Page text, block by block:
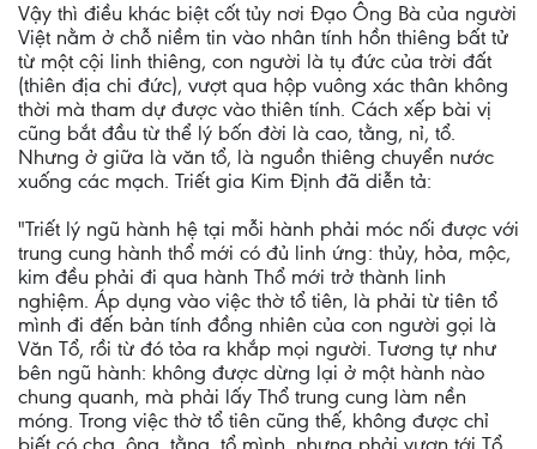
Vậy thì điều khác biệt cốt tủy nơi Đạo Ông Bà của người
Việt nằm ở chỗ niềm tin vào nhân tính hồn thiêng bất tử
từ một cội linh thiêng, con người là tụ đức của trời đất
(thiên địa chi đức), vượt qua hộp vuông xác thân không
thời mà tham dự được vào thiên tính. Cách xếp bài vị
cũng bắt đầu từ thể lý bốn đời là cao, tằng, nỉ, tổ.
Nhưng ở giữa là văn tổ, là nguồn thiêng chuyển nước
xuống các mạch. Triết gia Kim Định đã diễn tả:
"Triết lý ngũ hành hệ tại mỗi hành phải móc nối được với
trung cung hành thổ mới có đủ linh ứng: thủy, hỏa, mộc,
kim đều phải đi qua hành Thổ mới trở thành linh
nghiệm. Áp dụng vào việc thờ tổ tiên, là phải từ tiên tổ
mình đi đến bản tính đồng nhiên của con người gọi là
Văn Tổ, rồi từ đó tỏa ra khắp mọi người. Tương tự như
bên ngũ hành: không được dừng lại ở một hành nào
chung quanh, mà phải lấy Thổ trung cung làm nền
móng. Trong việc thờ tổ tiên cũng thế, không được chỉ
biết có cha, ông, tằng, tổ mình, nhưng phải vươn tới Tổ